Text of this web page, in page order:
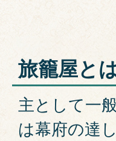
旅籠屋と
主として一
は幕府の達